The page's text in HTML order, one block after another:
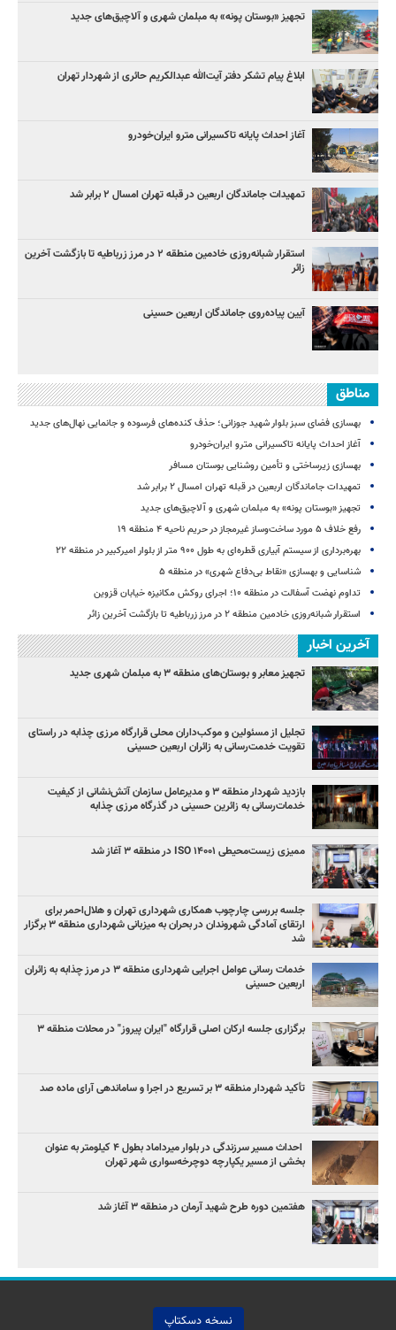
تجهیز «بوستان پونه» به مبلمان شهری و آلاچیق‌های جدید
ابلاغ پیام تشکر دفتر آیت‌الله عبدالکریم حائری از شهردار تهران
آغاز احداث پایانه تاکسیرانی مترو ایران‌خودرو
تمهیدات جاماندگان اربعین در قبله تهران امسال ۲ برابر شد
استقرار شبانه‌روزی خادمین منطقه ۲ در مرز زرباطیه تا بازگشت آخرین
زائر
آیین پیاده‌روی جاماندگان اربعین حسینی
مناطق
بهسازی فضای سبز بلوار شهید جوزانی؛ حذف کنده‌های فرسوده و جانمایی نهال‌های جدید
آغاز احداث پایانه تاکسیرانی مترو ایران‌خودرو
بهسازی زیرساختی و تأمین روشنایی بوستان مسافر
تمهیدات جاماندگان اربعین در قبله تهران امسال ۲ برابر شد
تجهیز «بوستان پونه» به مبلمان شهری و آلاچیق‌های جدید
رفع خلاف ۵ مورد ساخت‌وساز غیرمجاز در حریم ناحیه ۴ منطقه ۱۹
بهره‌برداری از سیستم آبیاری قطره‌ای به طول ۹۰۰ متر از بلوار امیرکبیر در منطقه ۲۲
شناسایی و بهسازی «نقاط بی‌دفاع شهری» در منطقه ۵
تداوم نهضت آسفالت در منطقه ۱۰؛ اجرای روکش مکانیزه خیابان قزوین
استقرار شبانه‌روزی خادمین منطقه ۲ در مرز زرباطیه تا بازگشت آخرین زائر
آخرین اخبار
تجهیز معابر و بوستان‌های منطقه ۳ به مبلمان شهری جدید
تجلیل از مسئولین و موکب‌داران محلی قرارگاه مرزی چذابه در راستای
تقویت خدمت‌رسانی به زائران اربعین حسینی
‌بازدید شهردار منطقه ۳ و مدیرعامل سازمان آتش‌نشانی از کیفیت
خدمات‌رسانی به زائرین حسینی در گذرگاه مرزی چذابه
ممیزی زیست‌محیطی ISO ۱۴۰۰۱ در منطقه ۳ آغاز شد
جلسه بررسی چارچوب همکاری شهرداری تهران و هلال‌احمر برای
ارتقای آمادگی شهروندان در بحران به میزبانی شهرداری منطقه ۳ برگزار
شد
خدمات رسانی عوامل اجرایی شهرداری منطقه ۳ در مرز چذابه به زائران
اربعین حسینی
برگزاری جلسه ارکان اصلی قرارگاه "ایران پیروز" در محلات منطقه ۳
تأکید شهردار منطقه ۳ بر تسریع در اجرا و ساماندهی آرای ماده صد
‌ احداث مسیر سرزندگی در بلوار میرداماد بطول ۴ کیلومتر به عنوان
بخشی از مسیر یکپارچه دوچرخه‌سواری شهر تهران
هفتمین دوره طرح شهید آرمان در منطقه ۳ آغاز شد
نسخه دسکتاپ